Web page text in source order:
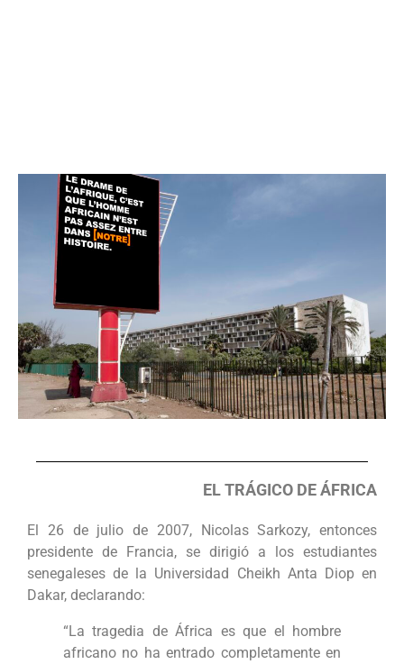
EL TRÁGICO DE ÁFRICA
El 26 de julio de 2007, Nicolas Sarkozy, entonces
presidente de Francia, se dirigió a los estudiantes
senegaleses de la Universidad Cheikh Anta Diop en
Dakar, declarando:
“La tragedia de África es que el hombre
africano no ha entrado completamente en